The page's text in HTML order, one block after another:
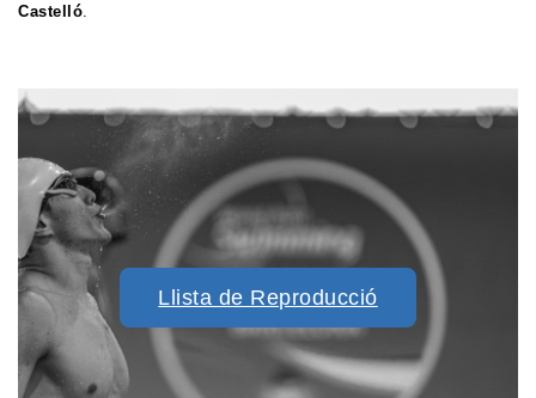
Castelló
Llista de Reproducció